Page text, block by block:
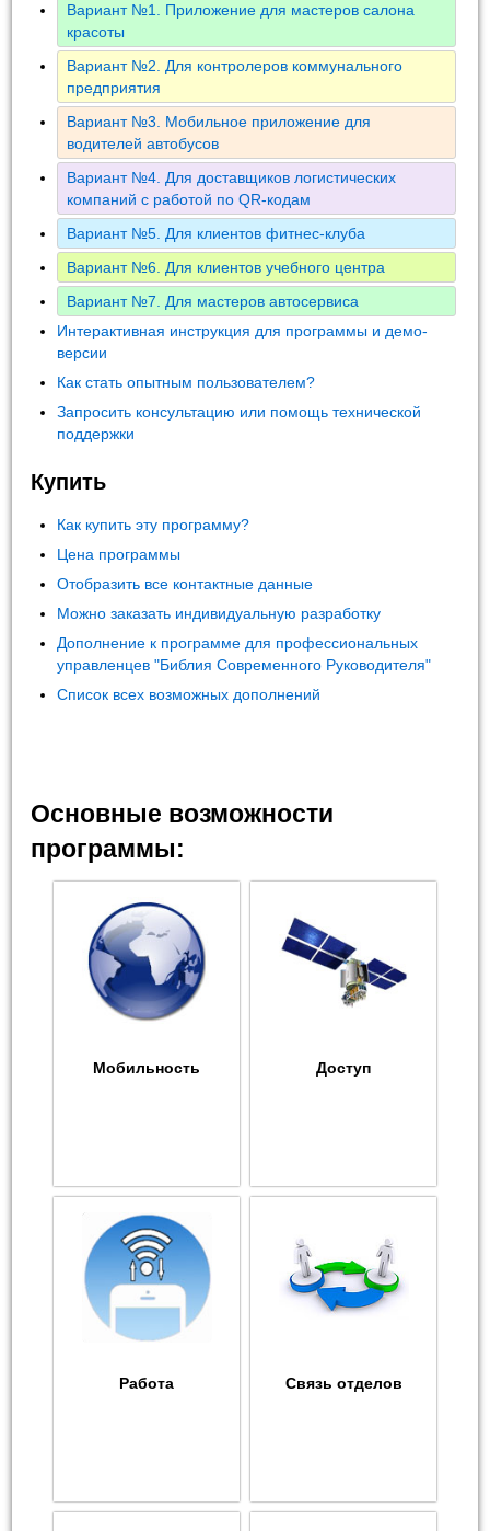
Вариант №1. Приложение для мастеров салона
красоты
Вариант №2. Для контролеров коммунального
предприятия
Вариант №3. Мобильное приложение для
водителей автобусов
Вариант №4. Для доставщиков логистических
компаний с работой по QR-кодам
Вариант №5. Для клиентов фитнес-клуба
Вариант №6. Для клиентов учебного центра
Вариант №7. Для мастеров автосервиса
Интерактивная инструкция для программы и демо-
версии
Как стать опытным пользователем?
Запросить консультацию или помощь технической
поддержки
Купить
Как купить эту программу?
Цена программы
Отобразить все контактные данные
Можно заказать индивидуальную разработку
Дополнение к программе для профессиональных
управленцев "Библия Современного Руководителя"
Список всех возможных дополнений
Основные возможности
программы:
Мобильность Доступ
Работа Связь отделов